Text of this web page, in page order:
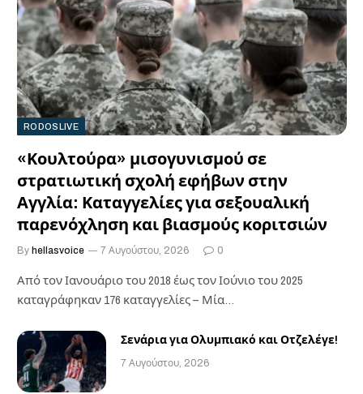
RODOSLIVE
«Κουλτούρα» μισογυνισμού σε
στρατιωτική σχολή εφήβων στην
Αγγλία: Καταγγελίες για σεξουαλική
παρενόχληση και βιασμούς κοριτσιών
By hellasvoice 7 Αυγούστου, 2026 0
Από τον Ιανουάριο του 2018 έως τον Ιούνιο του 2025
καταγράφηκαν 176 καταγγελίες – Μία…
Σενάρια για Ολυμπιακό και Οτζελέγε!
7 Αυγούστου, 2026